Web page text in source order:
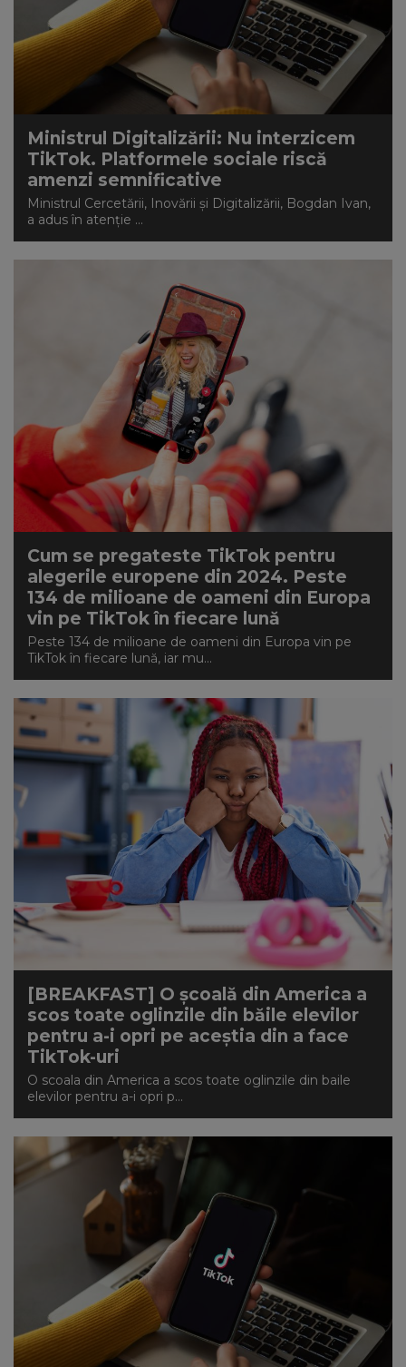
Ministrul Digitalizării: Nu interzicem
TikTok. Platformele sociale riscă
amenzi semnificative
Ministrul Cercetării, Inovării și Digitalizării, Bogdan Ivan,
a adus în atenție ...
Cum se pregateste TikTok pentru
alegerile europene din 2024. Peste
134 de milioane de oameni din Europa
vin pe TikTok în fiecare lună
Peste 134 de milioane de oameni din Europa vin pe
TikTok în fiecare lună, iar mu...
[BREAKFAST] O școală din America a
scos toate oglinzile din băile elevilor
pentru a-i opri pe aceștia din a face
TikTok-uri
O scoala din America a scos toate oglinzile din baile
elevilor pentru a-i opri p...